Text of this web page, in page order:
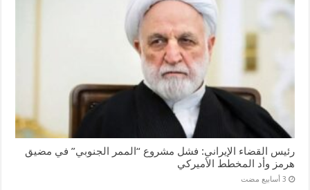
رئيس القضاء الإيراني: فشل مشروع “الممر الجنوبي” في مضيق
هرمز وأد المخطط الأميركي